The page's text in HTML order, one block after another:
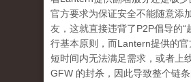
官方要求为保证安全不能随意添
友，这就直接违背了P2P倡导的“
行基本原则，而Lantern提供的
短时间内无法满足需求，或者上
GFW 的封杀，因此导致整个链